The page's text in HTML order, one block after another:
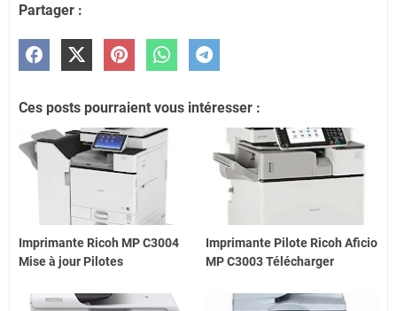
Partager :
Ces posts pourraient vous intéresser :
Imprimante Ricoh MP C3004
Mise à jour Pilotes
Imprimante Pilote Ricoh Aficio
MP C3003 Télécharger